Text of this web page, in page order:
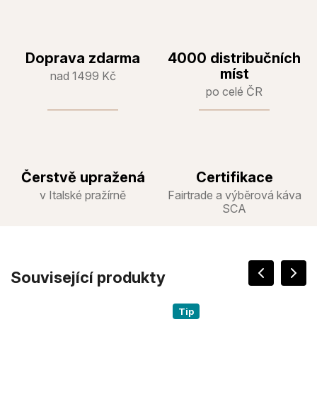
Doprava zdarma
nad 1499 Kč
4000 distribučních
míst
po celé ČR
Čerstvě upražená
v Italské pražírně
Certifikace
Fairtrade a výběrová káva
SCA
Související produkty
Tip